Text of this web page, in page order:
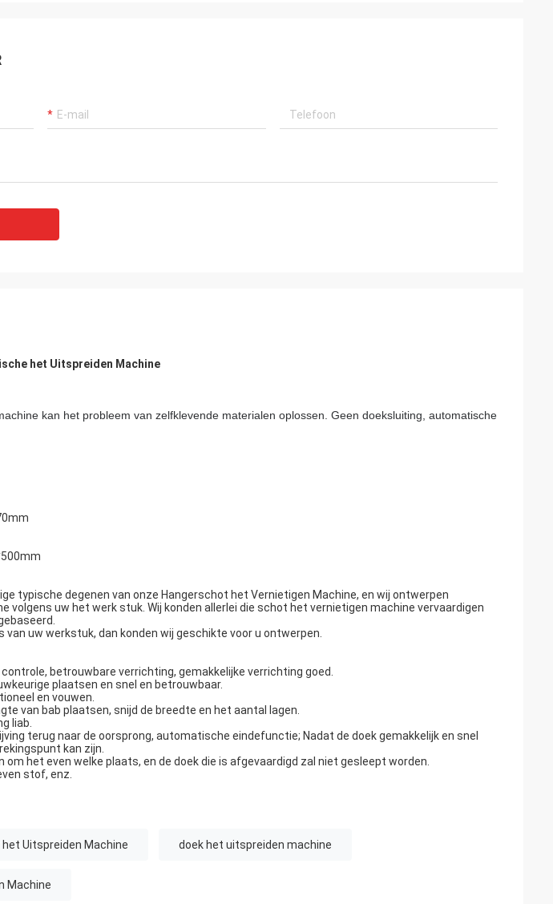
het Uitspreiden Machine
kan het probleem van zelfklevende materialen oplossen. Geen doeksluiting, automatische
typische degenen van onze Hangerschot het Vernietigen Machine, en wij ontwerpen
volgens uw het werk stuk. Wij konden allerlei die schot het vernietigen machine vervaardigen
van uw werkstuk, dan konden wij geschikte voor u ontwerpen.
betrouwbare verrichting, gemakkelijke verrichting goed.
plaatsen en snel en betrouwbaar.
en vouwen.
van bab plaatsen, snijd de breedte en het aantal lagen.
liab.
terug naar de oorsprong, automatische eindefunctie; Nadat de doek gemakkelijk en snel
kan zijn.
om het even welke plaats, en de doek die is afgevaardigd zal niet gesleept worden.
stof, enz.
Uitspreiden Machine doek het uitspreiden machine
Machine